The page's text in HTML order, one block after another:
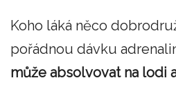
Koho láká něco
pořádnou dávku
může absolvovat na lodi